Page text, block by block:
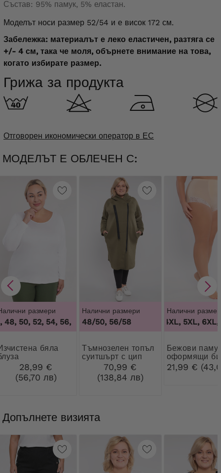
Състав: 95% памук, 5% еластан.
Моделът носи размер 52/54 и е висок 172 см.
Забележка: материалът е леко еластичен, разтяга се
+/- 4 см, така че моля, обърнете внимание на това,
когато избирате размер.
Грижа за продукта
Отговорен икономически оператор в ЕС
МОДЕЛЪТ Е ОБЛЕЧЕН С:
размери
50, 52, 54, 56, 58, 60, 62, 64,44, 46, 48, 50, 52, 54,
бяла
28,99 €
(56,70 лв)
Налични размери
48/50, 56/58
Тъмнозелен топъл
суитшърт с цип
70,99 €
(138,84 лв)
Налични
3XL, 4XL, 5XL, 6XL,
Бежови памучни
оформящи
с дантела
21,99 €
Допълнете визията